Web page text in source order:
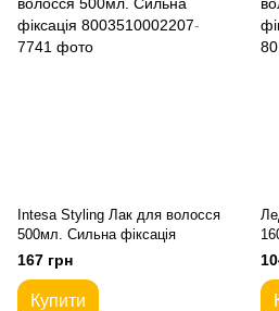
Intesa Styling Лак для волосся
500мл. Сильна фіксація
167 грн
Купити